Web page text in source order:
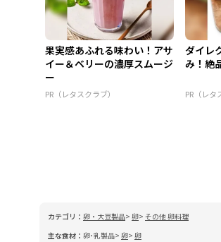
果実感あふれる味わい！アサ
イー＆ベリーの濃厚スムージ
ー
PR（レタスクラブ）
ダイレ
み！絶
PR（レタ
カテゴリ： 卵・大豆製品 卵 その他 卵料理
主な食材： 卵･乳製品 卵 卵